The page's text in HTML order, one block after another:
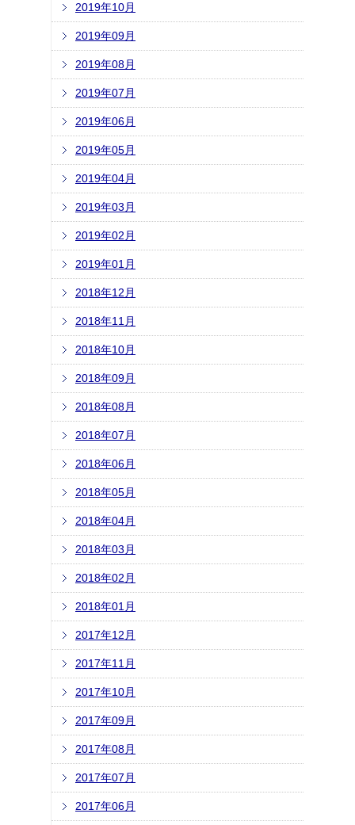
2019年10月
2019年09月
2019年08月
2019年07月
2019年06月
2019年05月
2019年04月
2019年03月
2019年02月
2019年01月
2018年12月
2018年11月
2018年10月
2018年09月
2018年08月
2018年07月
2018年06月
2018年05月
2018年04月
2018年03月
2018年02月
2018年01月
2017年12月
2017年11月
2017年10月
2017年09月
2017年08月
2017年07月
2017年06月